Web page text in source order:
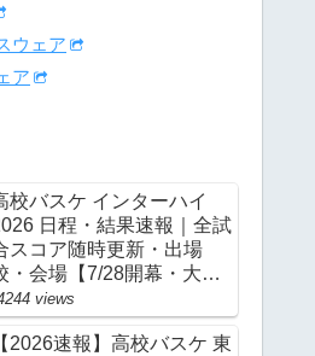
ウェア
ア
校バスケ インターハイ
日程・結果速報｜全試
スコア随時更新・出場
・会場【7/28開幕・大
】 views
【2026速報】高校バスケ 東